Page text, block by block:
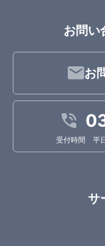
お問い
お
受付時間 平
サ